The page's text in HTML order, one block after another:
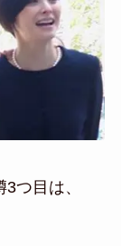
つ目は、